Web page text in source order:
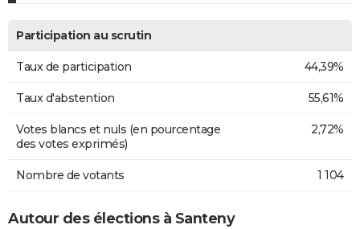
Participation au scrutin
Taux de participation 44,39%
Taux d'abstention 55,61%
Votes blancs et nuls (en pourcentage
des votes exprimés)
2,72%
Nombre de votants 1 104
Autour des élections à Santeny